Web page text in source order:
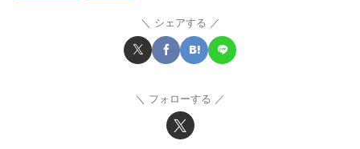
シェアする
フォローする